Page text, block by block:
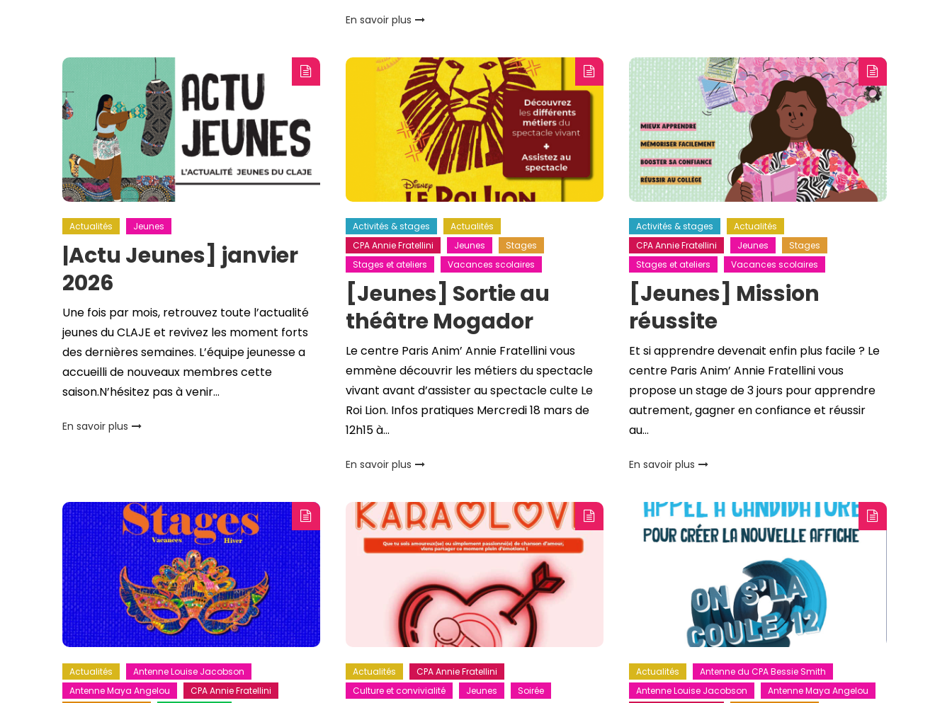
En savoir plus
Actualités Jeunes
|Actu Jeunes] janvier
2026
Une fois par mois, retrouvez toute l’actualité
jeunes du CLAJE et revivez les moment forts
des dernières semaines. L’équipe jeunesse a
accueilli de nouveaux membres cette
saison.N’hésitez pas à venir…
En savoir plus
Activités & stages
Actualités
CPA Annie Fratellini
Jeunes
Stages
Stages et ateliers
Vacances scolaires
[Jeunes] Sortie au
théâtre Mogador
Le centre Paris Anim’ Annie Fratellini vous
emmène découvrir les métiers du spectacle
vivant avant d’assister au spectacle culte Le
Roi Lion. Infos pratiques Mercredi 18 mars de
12h15 à…
En savoir plus
Activités & stages
Actualités
CPA Annie Fratellini
Jeunes
Stages
Stages et ateliers
Vacances scolaires
[Jeunes] Mission
réussite
Et si apprendre devenait enfin plus facile ? Le
centre Paris Anim’ Annie Fratellini vous
propose un stage de 3 jours pour apprendre
autrement, gagner en confiance et réussir
au…
En savoir plus
Actualités
Antenne Louise Jacobson
Antenne Maya Angelou
CPA Annie Fratellini
Actualités
CPA Annie Fratellini
Culture et convivialité
Jeunes Soirée
Actualités
Antenne du CPA Bessie Smith
Antenne Louise Jacobson
Antenne Maya Angelou